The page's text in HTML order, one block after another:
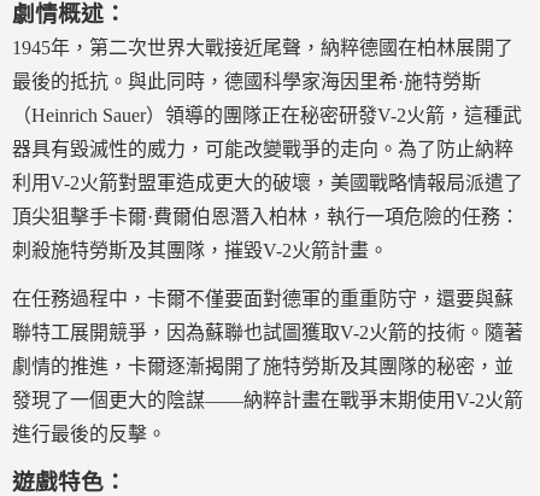
劇情概述：
1945年，第二次世界大戰接近尾聲，納粹德國在柏林展開了
最後的抵抗。與此同時，德國科學家海因里希·施特勞斯
（Heinrich Sauer）領導的團隊正在秘密研發V-2火箭，這種武
器具有毀滅性的威力，可能改變戰爭的走向。為了防止納粹
利用V-2火箭對盟軍造成更大的破壞，美國戰略情報局派遣了
頂尖狙擊手卡爾·費爾伯恩潛入柏林，執行一項危險的任務：
刺殺施特勞斯及其團隊，摧毀V-2火箭計畫。
在任務過程中，卡爾不僅要面對德軍的重重防守，還要與蘇
聯特工展開競爭，因為蘇聯也試圖獲取V-2火箭的技術。隨著
劇情的推進，卡爾逐漸揭開了施特勞斯及其團隊的秘密，並
發現了一個更大的陰謀——納粹計畫在戰爭末期使用V-2火箭
進行最後的反擊。
遊戲特色：